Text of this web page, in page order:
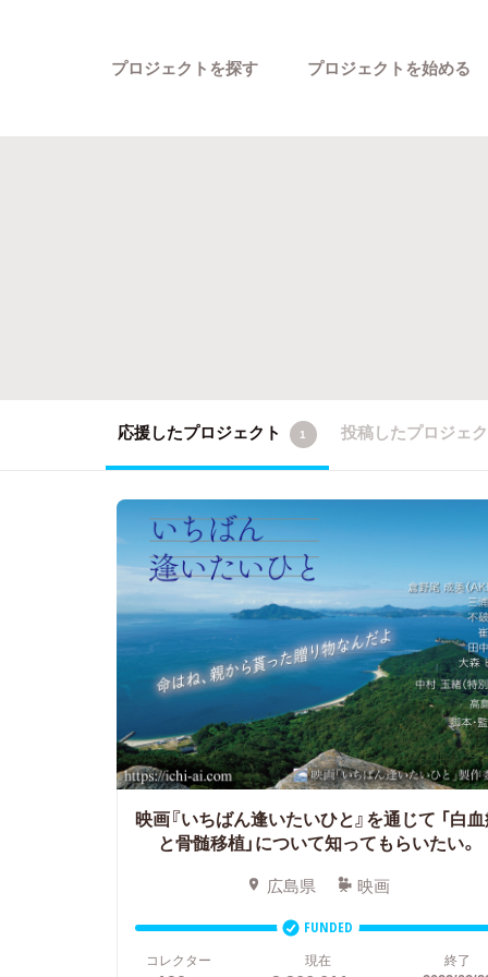
プロジェクトを探す プロジェクトを始める
応援したプロジェクト 1 投稿したプロジェ
映画『いちばん逢いたいひと』を通じて 「白
と骨髄移植」について知ってもらいたい。
広島県 映画
FUNDED
コレクター
現在 終了